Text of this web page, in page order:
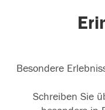
Besondere
Schreiben Sie